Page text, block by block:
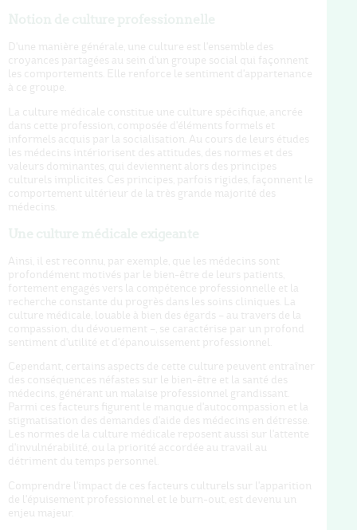
D'une manière générale, une culture est l'ensemble des
croyances partagées au sein d'un groupe social qui façonnent
les comportements. Elle renforce le sentiment d'appartenance
à ce groupe.
La culture médicale constitue une culture spécifique, ancrée
dans cette profession, composée d'éléments formels et
informels acquis par la socialisation. Au cours de leurs études
les médecins intériorisent des attitudes, des normes et des
valeurs dominantes, qui deviennent alors des principes
culturels implicites. Ces principes, parfois rigides, façonnent le
comportement ultérieur de la très grande majorité des
médecins.
Ainsi, il est reconnu, par exemple, que les médecins sont
profondément motivés par le bien-être de leurs patients,
fortement engagés vers la compétence professionnelle et la
recherche constante du progrès dans les soins cliniques. La
culture médicale, louable à bien des égards – au travers de la
compassion, du dévouement –, se caractérise par un profond
sentiment d'utilité et d'épanouissement professionnel.
Cependant, certains aspects de cette culture peuvent entraîner
des conséquences néfastes sur le bien-être et la santé des
médecins, générant un malaise professionnel grandissant.
Parmi ces facteurs figurent le manque d'autocompassion et la
stigmatisation des demandes d'aide des médecins en détresse.
Les normes de la culture médicale reposent aussi sur l'attente
d'invulnérabilité, ou la priorité accordée au travail au
détriment du temps personnel.
Comprendre l'impact de ces facteurs culturels sur l'apparition
de l'épuisement professionnel et le burn-out, est devenu un
enjeu majeur.